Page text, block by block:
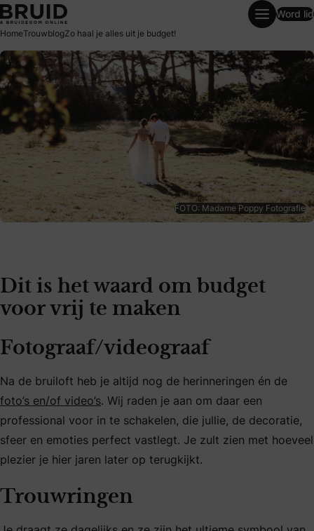
Zo haal je alles uit je budget!
Word lid
HomeTrouwblogZo haal je alles uit je budget!
FOTO: Madame Poppy Fotografie
Dit is het waard om budget
voor vrij te maken
Fotograaf/videograaf
Na de bruiloft heb je altijd nog de herinneringen én de
foto’s en/of video’s. Wij raden je aan om daar een
professional voor in te schakelen, die jullie, de decoratie,
sfeer en emoties perfect vastlegt. Je zult zien met hoeveel
plezier je hier jaren later op terugkijkt.
Trouwringen